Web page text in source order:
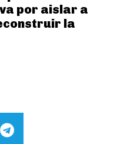
por aislar a
la